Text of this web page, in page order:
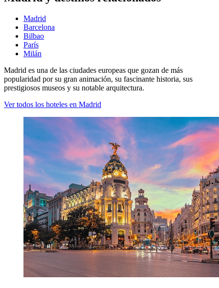
Madrid
Barcelona
Bilbao
París
Milán
Madrid es una de las ciudades europeas que gozan de más
popularidad por su gran animación, su fascinante historia, sus
prestigiosos museos y su notable arquitectura.
Ver todos los hoteles en Madrid